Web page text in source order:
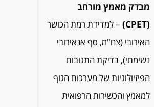
מבדק מאמץ מורחב
(CPET)
– למדידת רמת הכושר
האירובי (צח"מ, סף אנאירובי
נשימתי), בדיקת התגובות
הפיזיולוגיות של מערכות הגוף
למאמץ והכשירות הרפואית